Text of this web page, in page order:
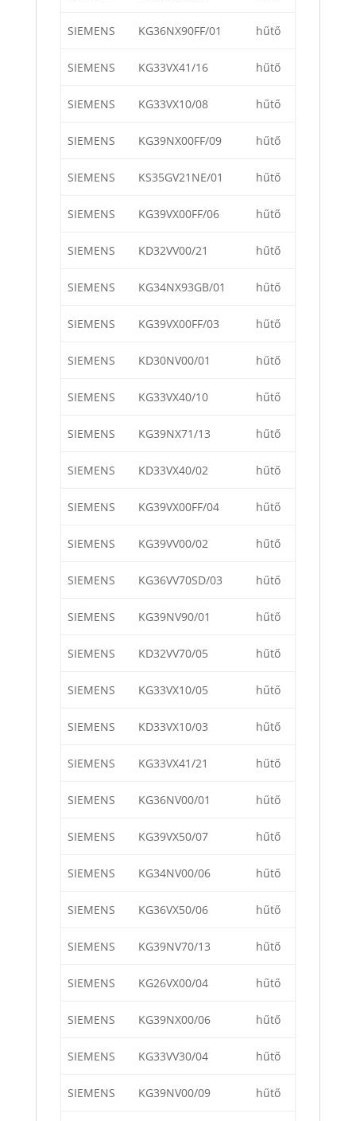
SIEMENS KG36NX90FF/01 hűtő
SIEMENS KG33VX41/16 hűtő
SIEMENS KG33VX10/08 hűtő
SIEMENS KG39NX00FF/09 hűtő
SIEMENS KS35GV21NE/01 hűtő
SIEMENS KG39VX00FF/06 hűtő
SIEMENS KD32VV00/21 hűtő
SIEMENS KG34NX93GB/01 hűtő
SIEMENS KG39VX00FF/03 hűtő
SIEMENS KD30NV00/01 hűtő
SIEMENS KG33VX40/10 hűtő
SIEMENS KG39NX71/13 hűtő
SIEMENS KD33VX40/02 hűtő
SIEMENS KG39VX00FF/04 hűtő
SIEMENS KG39VV00/02 hűtő
SIEMENS KG36VV70SD/03 hűtő
SIEMENS KG39NV90/01 hűtő
SIEMENS KD32VV70/05 hűtő
SIEMENS KG33VX10/05 hűtő
SIEMENS KD33VX10/03 hűtő
SIEMENS KG33VX41/21 hűtő
SIEMENS KG36NV00/01 hűtő
SIEMENS KG39VX50/07 hűtő
SIEMENS KG34NV00/06 hűtő
SIEMENS KG36VX50/06 hűtő
SIEMENS KG39NV70/13 hűtő
SIEMENS KG26VX00/04 hűtő
SIEMENS KG39NX00/06 hűtő
SIEMENS KG33VV30/04 hűtő
SIEMENS KG39NV00/09 hűtő